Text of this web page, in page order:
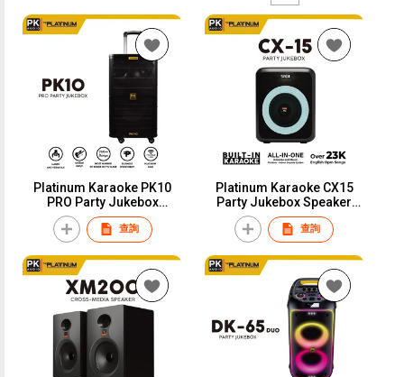
Platinum Karaoke PK10
PRO Party Jukebox
Bluetooth Speaker
查詢
Platinum Karaoke CX15
Party Jukebox Speaker
with Microphone
查詢